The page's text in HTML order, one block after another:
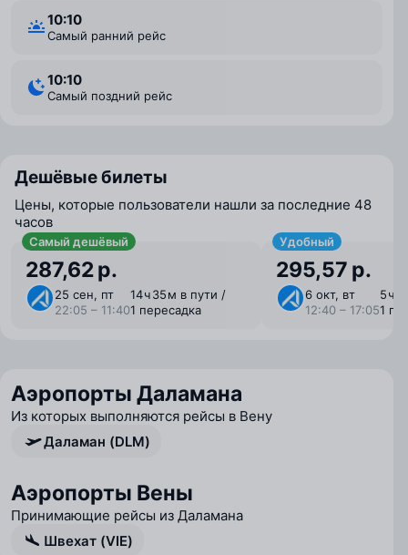
10:10
Самый ранний рейс
10:10
Самый поздний рейс
Дешёвые билеты
Цены, которые пользователи нашли за последние 48
часов
Самый дешёвый
287,62 р.
25 сен, пт
22:05 – 11:40
14 ⁠ч 35 ⁠м в пути /
1 пересадка
Удобный
295,57 р.
6 окт, вт
12:40 – 17:05
5 ⁠ч
1
Аэропорты Даламана
Из которых выполняются рейсы в Вену
Даламан (DLM)
Аэропорты Вены
Принимающие рейсы из Даламана
Швехат (VIE)